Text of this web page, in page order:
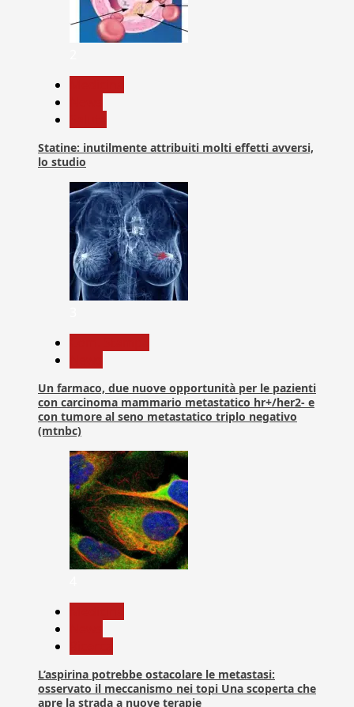
Statine: inutilmente attribuiti molti effetti avversi,
lo studio
Un farmaco, due nuove opportunità per le pazienti
con carcinoma mammario metastatico hr+/her2- e
con tumore al seno metastatico triplo negativo
(mtnbc)
L’aspirina potrebbe ostacolare le metastasi:
osservato il meccanismo nei topi Una scoperta che
apre la strada a nuove terapie